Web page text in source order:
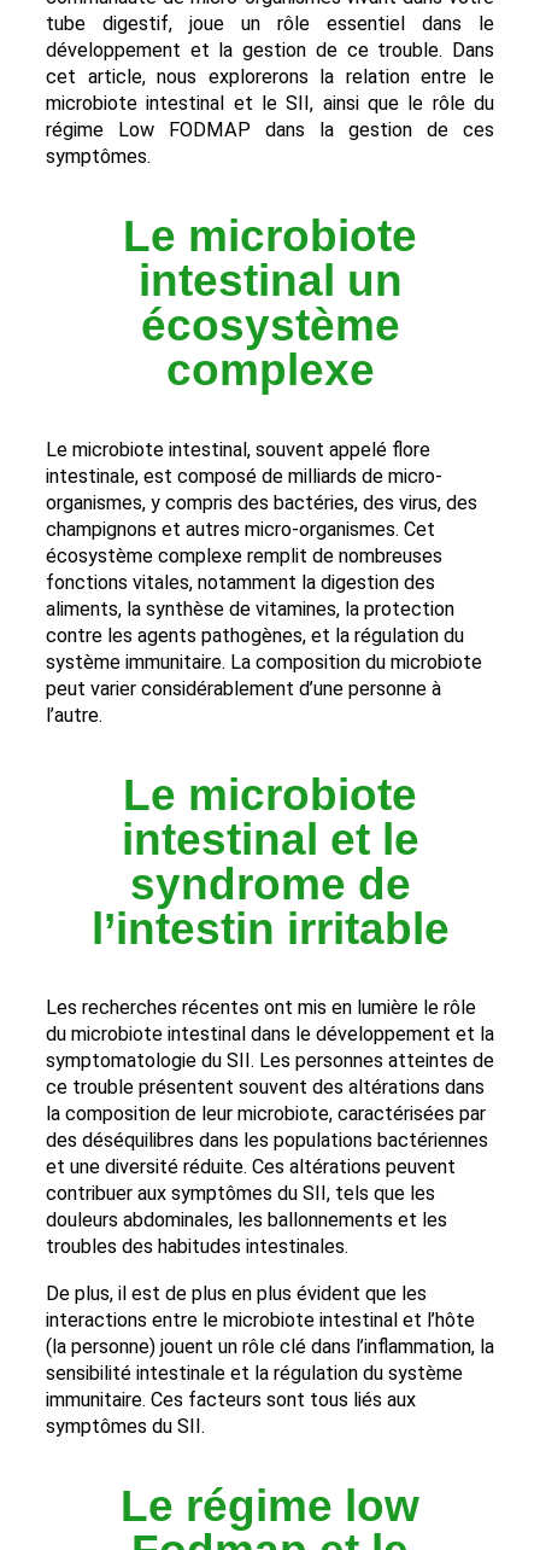
tube digestif, joue un rôle essentiel dans le
développement et la gestion de ce trouble. Dans
cet article, nous explorerons la relation entre le
microbiote intestinal et le SII, ainsi que le rôle du
régime Low FODMAP dans la gestion de ces
symptômes.
Le microbiote
intestinal un
écosystème
complexe
Le microbiote intestinal, souvent appelé flore
intestinale, est composé de milliards de micro-
organismes, y compris des bactéries, des virus, des
champignons et autres micro-organismes. Cet
écosystème complexe remplit de nombreuses
fonctions vitales, notamment la digestion des
aliments, la synthèse de vitamines, la protection
contre les agents pathogènes, et la régulation du
système immunitaire. La composition du microbiote
peut varier considérablement d’une personne à
l’autre.
Le microbiote
intestinal et le
syndrome de
l’intestin irritable
Les recherches récentes ont mis en lumière le rôle
du microbiote intestinal dans le développement et la
symptomatologie du SII. Les personnes atteintes de
ce trouble présentent souvent des altérations dans
la composition de leur microbiote, caractérisées par
des déséquilibres dans les populations bactériennes
et une diversité réduite. Ces altérations peuvent
contribuer aux symptômes du SII, tels que les
douleurs abdominales, les ballonnements et les
troubles des habitudes intestinales.
De plus, il est de plus en plus évident que les
interactions entre le microbiote intestinal et l’hôte
(la personne) jouent un rôle clé dans l’inflammation, la
sensibilité intestinale et la régulation du système
immunitaire. Ces facteurs sont tous liés aux
symptômes du SII.
Le régime low